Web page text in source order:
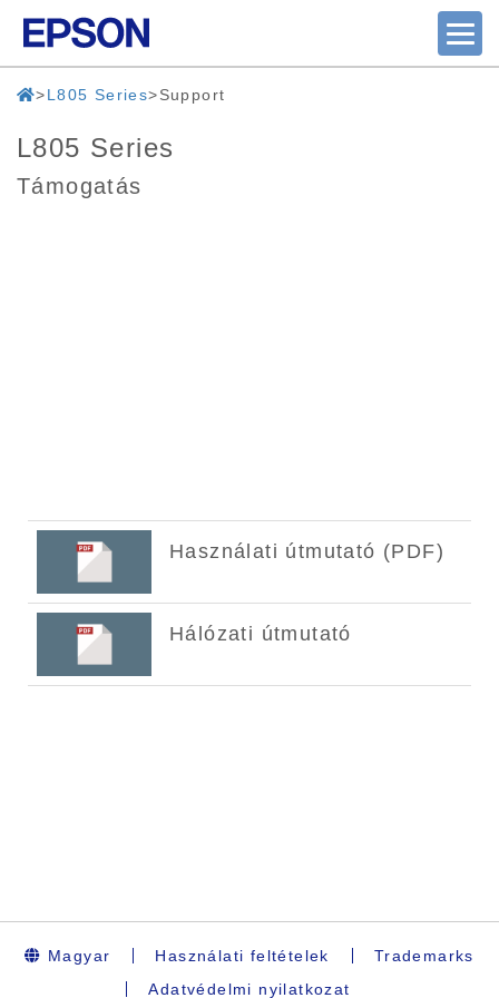
L805 Series Support
L805 Series
Támogatás
Magyar Használati feltételek
Trademarks
Adatvédelmi nyilatkozat